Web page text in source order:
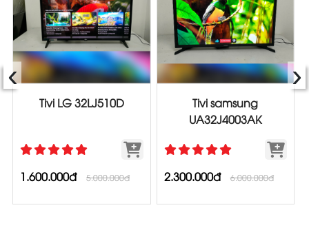
Tivi LG 32LJ510D
1.600.000đ 5.000.000đ
Tivi samsung
UA32J4003AK
2.300.000đ 6.000.000đ
‹ ›